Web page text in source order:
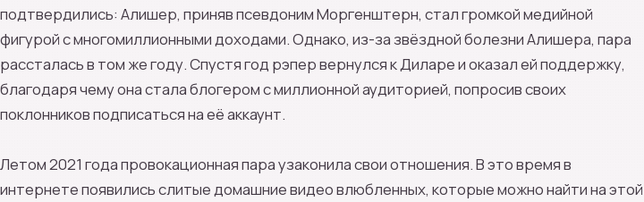
подтвердились: Алишер, приняв псевдоним Моргенштерн, стал громкой медийной
фигурой с многомиллионными доходами. Однако, из-за звёздной болезни Алишера, пара
рассталась в том же году. Спустя год рэпер вернулся к Диларе и оказал ей поддержку,
благодаря чему она стала блогером с миллионной аудиторией, попросив своих
поклонников подписаться на её аккаунт.
Летом 2021 года провокационная пара узаконила свои отношения. В это время в
интернете появились слитые домашние видео влюбленных, которые можно найти на этой